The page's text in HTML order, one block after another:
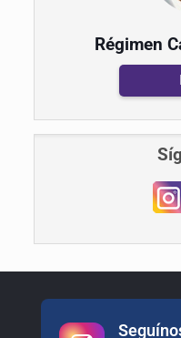
Régimen